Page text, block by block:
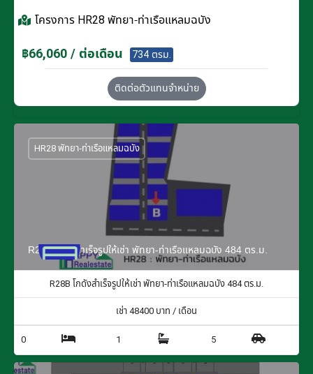
โครงการ HR28 พัทยา-ท่าเรือแหลมฉบัง
฿66,060 / ต่อเดือน 734 ตรม.
ติดต่อตัวแทนจำหน่าย
R28B โกดังสำเร็จรูปให้เช่า พัทยา-ท่าเรือแหลมฉบัง 484 ตร.ม.
HR28 พัทยา-ท่าเรือแหลมฉบัง
R28B โกดังสำเร็จรูปให้เช่า พัทยา-ท่าเรือแหลมฉบัง 484 ตร.ม.
เช่า48400 บาท / เดือน
0 1 5